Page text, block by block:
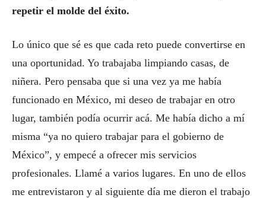
repetir el molde del éxito.
Lo único que sé es que cada reto puede convertirse en
una oportunidad. Yo trabajaba limpiando casas, de
niñera. Pero pensaba que si una vez ya me había
funcionado en México, mi deseo de trabajar en otro
lugar, también podía ocurrir acá. Me había dicho a mí
misma “ya no quiero trabajar para el gobierno de
México”, y empecé a ofrecer mis servicios
profesionales. Llamé a varios lugares. En uno de ellos
me entrevistaron y al siguiente día me dieron el trabajo